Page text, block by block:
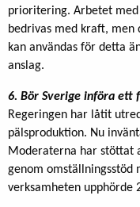
prioritering. Arbetet
bedrivas med kraft, men
kan användas för detta
anslag.
6. Bör Sverige införa ett
Regeringen har låtit
pälsproduktion. Nu
Moderaterna har stöttat
genom omställningsstöd
verksamheten upphörde